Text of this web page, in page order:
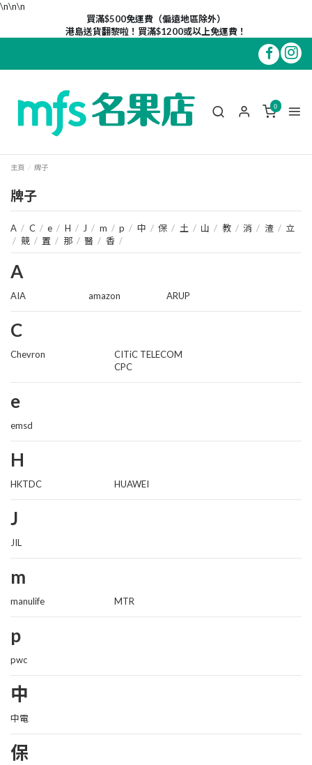
\n\n\n
買滿$500免運費（偏遠地區除外）
港島送貨翻黎啦！買滿$1200或以上免運費！
0
主頁 牌子
牌子
A / C / e / H / J / m / p / 中 / 保 / 土 / 山 / 教 / 消 / 渣 / 立
/ 競 / 置 / 那 / 醫 / 香 /
A
AIA amazon ARUP
C
Chevron
CITiC TELECOM
CPC
e
emsd
H
HKTDC HUAWEI
J
JIL
m
manulife MTR
p
pwc
中
中電
保